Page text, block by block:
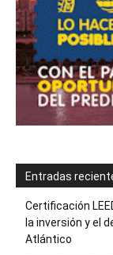
Entradas
Certificación
la inversión y el
Atlántico